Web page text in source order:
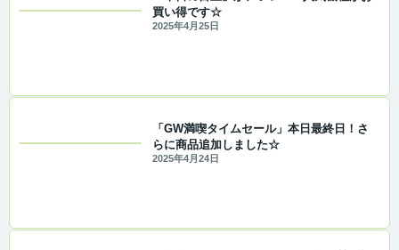
買い得です☆
2025年4月25日
「GW満喫タイムセール」本日最終日！さ
らに商品追加しました☆
2025年4月24日